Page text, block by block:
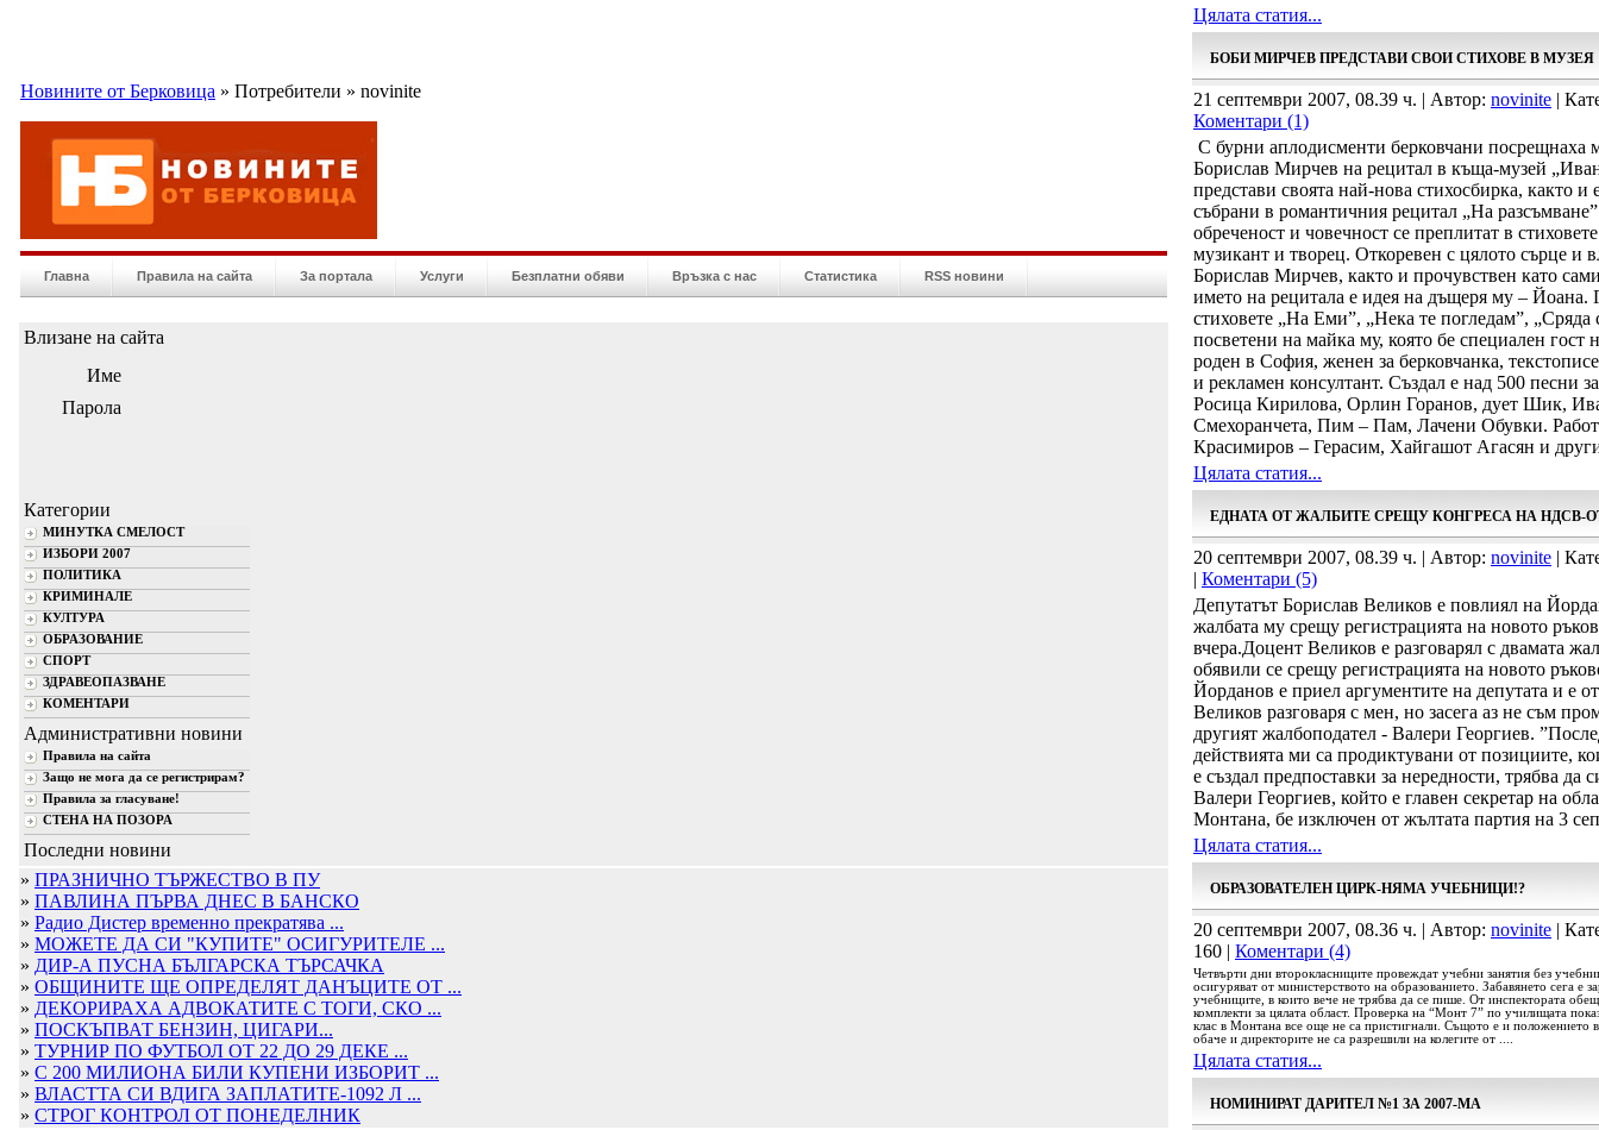
Новините от Берковица » Потребители » novinite
Главна Правила на сайта За портала Услуги Безплатни обяви Връзка с нас Статистика RSS новини
Влизане на сайта
Име
Парола
Категории
МИНУТКА СМЕЛОСТ
ИЗБОРИ 2007
ПОЛИТИКА
КРИМИНАЛЕ
КУЛТУРА
ОБРАЗОВАНИЕ
СПОРТ
ЗДРАВЕОПАЗВАНЕ
КОМЕНТАРИ
Административни новини
Правила на сайта
Защо не мога да се регистрирам?
Правила за гласуване!
СТЕНА НА ПОЗОРА
Последни новини
» ПРАЗНИЧНО ТЪРЖЕСТВО В ПУ
» ПАВЛИНА ПЪРВА ДНЕС В БАНСКО
» Радио Дистер временно прекратява ...
» МОЖЕТЕ ДА СИ "КУПИТЕ" ОСИГУРИТЕЛЕ ...
» ДИР-А ПУСНА БЪЛГАРСКА ТЪРСАЧКА
» ОБЩИНИТЕ ЩЕ ОПРЕДЕЛЯТ ДАНЪЦИТЕ ОТ ...
» ДЕКОРИРАХА АДВОКАТИТЕ С ТОГИ, СКО ...
» ПОСКЪПВАТ БЕНЗИН, ЦИГАРИ...
» ТУРНИР ПО ФУТБОЛ ОТ 22 ДО 29 ДЕКЕ ...
» С 200 МИЛИОНА БИЛИ КУПЕНИ ИЗБОРИТ ...
» ВЛАСТТА СИ ВДИГА ЗАПЛАТИТЕ-1092 Л ...
» СТРОГ КОНТРОЛ ОТ ПОНЕДЕЛНИК
Цялата статия...
БОБИ МИРЧЕВ ПРЕДСТАВИ СВОИ СТИХОВЕ В МУЗЕЯ
21 септември 2007, 08.39 ч. | Автор: novinite |
Коментари (1)
С бурни аплодисменти берковчани посрещнаха
Борислав Мирчев на рецитал в къща-музей
представи своята най-нова стихосбирка, както
събрани в романтичния рецитал „На
обреченост и човечност се преплитат в
музикант и творец. Откоревен с цялото сърце и
Борислав Мирчев, както и прочувствен като
името на рецитала е идея на дъщеря му – Йоана.
стиховете „На Еми”, „Нека те погледам”,
посветени на майка му, която бе специален гост
роден в София, женен за берковчанка,
и рекламен консултант. Създал е над 500 песни
Росица Кирилова, Орлин Горанов, дует Шик,
Смехоранчета, Пим – Пам, Лачени Обувки.
Красимиров – Герасим, Хайгашот Агасян и
Цялата статия...
ЕДНАТА ОТ ЖАЛБИТЕ СРЕЩУ КОНГРЕСА НА НДСВ-
20 септември 2007, 08.39 ч. | Автор: novinite |
| Коментари (5)
Депутатът Борислав Великов е повлиял на
жалбата му срещу регистрацията на новото
вчера.Доцент Великов е разговарял с двамата
обявили се срещу регистрацията на новото
Йорданов е приел аргументите на депутата и е
Великов разговаря с мен, но засега аз не съм
другият жалбоподател - Валери Георгиев.
действията ми са продиктувани от позициите,
е създал предпоставки за нередности, трябва да
Валери Георгиев, който е главен секретар на
Монтана, бе изключен от жълтата партия на 3
Цялата статия...
ОБРАЗОВАТЕЛЕН ЦИРК-НЯМА УЧЕБНИЦИ!?
20 септември 2007, 08.36 ч. | Автор: novinite |
160 | Коментари (4)
Четвърти дни второкласниците провеждат учебни занятия без
осигуряват от министерството на образованието. Забавянето сега е
учебниците, в които вече не трябва да се пише. От инспектората
комплекти за цялата област. Проверка на “Монт 7” по училищата
клас в Монтана все още не са пристигнали. Същото е и положението
обаче и директорите не са разрешили на колегите от ....
Цялата статия...
НОМИНИРАТ ДАРИТЕЛ №1 ЗА 2007-МА